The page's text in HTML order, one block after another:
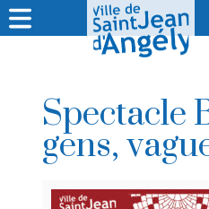
Spectacle
gens,